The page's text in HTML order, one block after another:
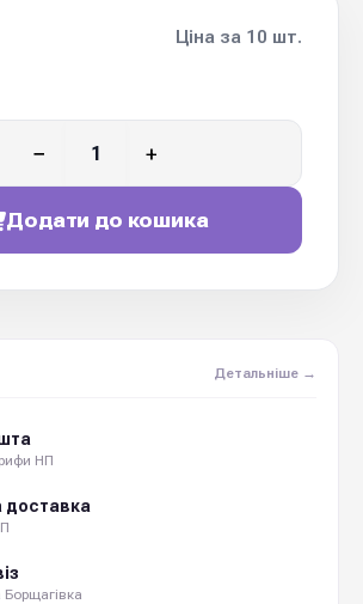
Ціна за 10 шт.
− +
Додати до кошика
Детальніше →
НП
доставка
Борщагівка